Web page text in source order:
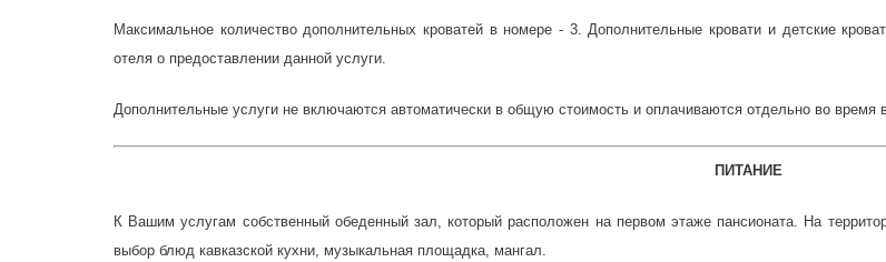
Максимальное количество дополнительных кроватей в номере - 3. Дополнительные кровати и детские
отеля о предоставлении данной услуги.
Дополнительные услуги не включаются автоматически в общую стоимость и оплачиваются отдельно во время
ПИТАНИЕ
К Вашим услугам собственный обеденный зал, который расположен на первом этаже пансионата. На
выбор блюд кавказской кухни, музыкальная площадка, мангал.